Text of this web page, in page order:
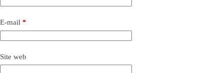
E-mail *
Site web